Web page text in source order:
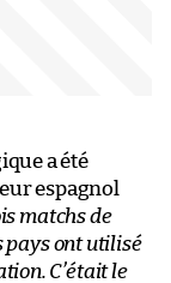
a été
espagnol
matchs de
pays ont utilisé
C’était le